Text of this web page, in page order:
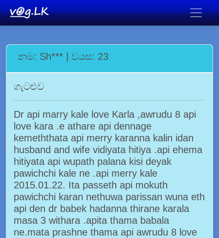
නම: Sh*** | වයස: 23
ගැටළුව
Dr api marry kale love Karla ,awrudu 8 api
love kara .e athare api dennage
kemeththata api merry karanna kalin idan
husband and wife vidiyata hitiya .api ehema
hitiyata api wupath palana kisi deyak
pawichchi kale ne .api merry kale
2015.01.22. Ita passeth api mokuth
pawichchi karan nethuwa parissan wuna eth
api den dr babek hadanna thirane karala
masa 3 withara .apita thama babala
ne.mata prashne thama api awrudu 8 love